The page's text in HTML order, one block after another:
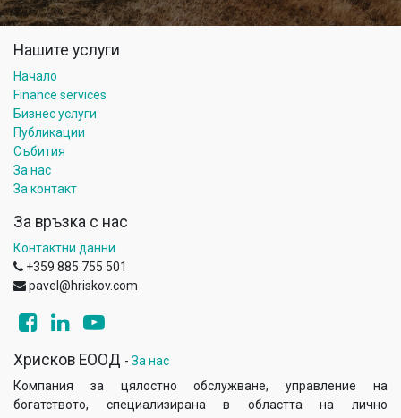
Нашите услуги
Начало
Finance services
Бизнес услуги
Публикации
Събития
За нас
За контакт
За връзка с нас
Контактни данни
+359 885 755 501
pavel@hriskov.com
Хрисков ЕООД - За нас
Компания за цялостно обслужване, управление на
богатството, специализирана в областта на лично